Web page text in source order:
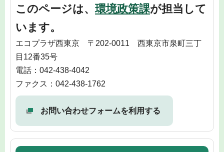
このページは、環境政策課が担当して
います。
エコプラザ西東京 〒202-0011 西東京市泉町三丁
目12番35号
電話：042-438-4042
ファクス：042-438-1762
お問い合わせフォームを利用する